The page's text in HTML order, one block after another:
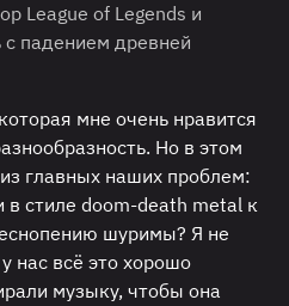
League of Legends и
с падением древней
мне очень нравится
Но в этом
главных наших проблем:
в стиле doom-death metal к
шуримы? Я не
нас всё это хорошо
музыку, чтобы она